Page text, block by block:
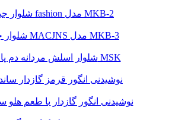
شلوار جین مردانه fashion مدل MKB-2
شلوار جین مردانه MACJNS مدل MKB-3
شلوار اسلش مردانه دم پا کشی مدل MSK
نوشیدنی انگور قرمز گازدار ساندیس -
نوشیدنی انگور گازدار با طعم هلو